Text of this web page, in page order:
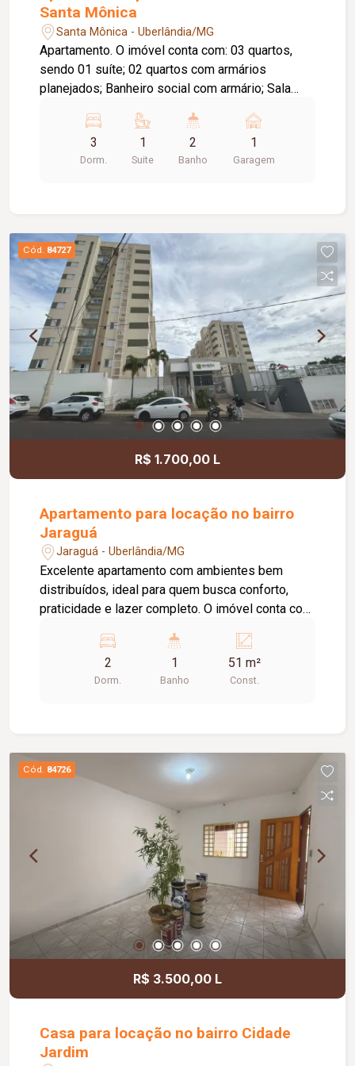
Santa Mônica
Santa Mônica - Uberlândia/MG
Apartamento. O imóvel conta com: 03 quartos,
sendo 01 suíte; 02 quartos com armários
planejados; Banheiro social com armário; Sala
armários planejados; Área de serviço; Sacada
com fechamento em blindex; 01 vaga de
garagem; O condomínio oferece: Portaria 24
proporcionando conforto e praticidade;
Condomínio com ambiente familiar e seguro;
Excelente localização, próximo a universidades,
parque, supermercados, padarias, farmácias,
academias, escolas e diversos comércios.
3
Dorm.
1
Suite
2
Banho
1
Garagem
Cód. 84727
R$ 1.700,00 L
Apartamento para locação no bairro
Jaraguá
Jaraguá - Uberlândia/MG
Excelente apartamento com ambientes bem
distribuídos, ideal para quem busca conforto,
praticidade e lazer completo. O imóvel conta com
box em vidro temperado e armário sob a pia, 01
sala, 01 sacada, 01 cozinha com armário, 01 área
de serviço com armário e 01 banheiro social com
portaria 24 horas, piscina e salão de festas,
proporcionando mais segurança, comodidade e
qualidade de vida aos moradores. Uma ótima
oportunidade para quem deseja morar em um
imóvel completo e bem estruturado.
2
Dorm.
1
Banho
51 m²
Const.
Cód. 84726
R$ 3.500,00 L
Casa para locação no bairro Cidade
Jardim